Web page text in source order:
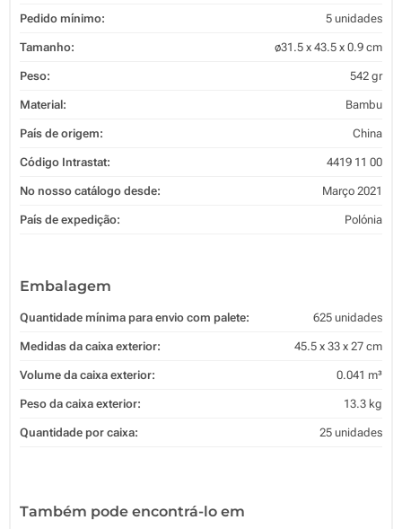
Pedido mínimo: 5 unidades
Tamanho: ø31.5 x 43.5 x 0.9 cm
Peso: 542 gr
Material: Bambu
País de origem: China
Código Intrastat: 4419 11 00
No nosso catálogo desde: Março 2021
País de expedição: Polónia
Embalagem
Quantidade mínima para envio com palete: 625 unidades
Medidas da caixa exterior: 45.5 x 33 x 27 cm
Volume da caixa exterior: 0.041 m³
Peso da caixa exterior: 13.3 kg
Quantidade por caixa: 25 unidades
Também pode encontrá-lo em